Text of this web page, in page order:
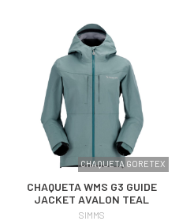
CHAQUETA GORETEX
CHAQUETA WMS G3 GUIDE
JACKET AVALON TEAL
SIMMS